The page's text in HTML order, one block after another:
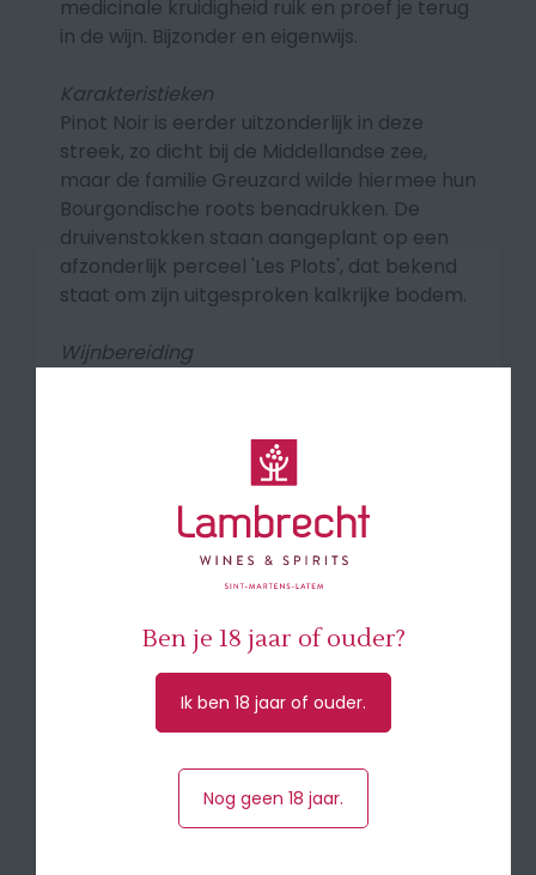
medicinale kruidigheid ruik en proef je terug
in de wijn. Bijzonder en eigenwijs.
Karakteristieken
Pinot Noir is eerder uitzonderlijk in deze
streek, zo dicht bij de Middellandse zee,
maar de familie Greuzard wilde hiermee hun
Bourgondische roots benadrukken. De
druivenstokken staan aangeplant op een
afzonderlijk perceel 'Les Plots', dat bekend
staat om zijn uitgesproken kalkrijke bodem.
Wijnbereiding
maanden en deels op inox vaten.
Aantrekkelijke kleur met robijnrode
reflecties. Neus van gestoofd rood en zwart
fruit, discrete houttoets. In de mond
al vlug naar vollere smaak met een hint van
specerijen en elegante tannines. Mooie
afdronk. Een elegante Pinot Noir om te
boschampignons, groentenschotels.
Ben je 18 jaar of ouder?
Ik ben 18 jaar of ouder.
Nog geen 18 jaar.